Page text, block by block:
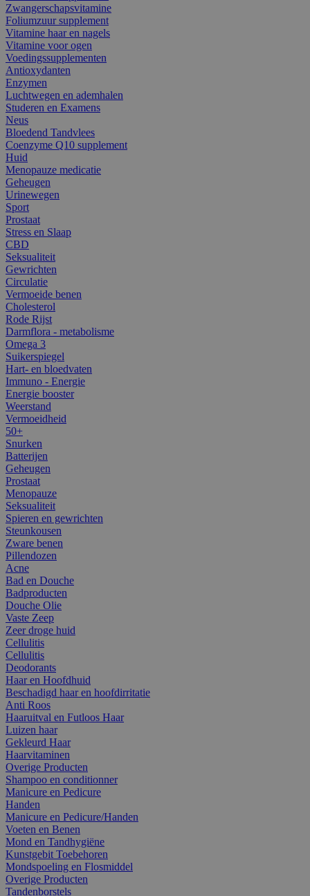
Zwangerschapsvitamine
Foliumzuur supplement
Vitamine haar en nagels
Vitamine voor ogen
Voedingssupplementen
Antioxydanten
Enzymen
Luchtwegen en ademhalen
Studeren en Examens
Neus
Bloedend Tandvlees
Coenzyme Q10 supplement
Huid
Menopauze medicatie
Geheugen
Urinewegen
Sport
Prostaat
Stress en Slaap
CBD
Seksualiteit
Gewrichten
Circulatie
Vermoeide benen
Cholesterol
Rode Rijst
Darmflora - metabolisme
Omega 3
Suikerspiegel
Hart- en bloedvaten
Immuno - Energie
Energie booster
Weerstand
Vermoeidheid
50+
Snurken
Batterijen
Geheugen
Prostaat
Menopauze
Seksualiteit
Spieren en gewrichten
Steunkousen
Zware benen
Pillendozen
Acne
Bad en Douche
Badproducten
Douche Olie
Vaste Zeep
Zeer droge huid
Cellulitis
Cellulitis
Deodorants
Haar en Hoofdhuid
Beschadigd haar en hoofdirritatie
Anti Roos
Haaruitval en Futloos Haar
Luizen haar
Gekleurd Haar
Haarvitaminen
Overige Producten
Shampoo en conditionner
Manicure en Pedicure
Handen
Manicure en Pedicure/Handen
Voeten en Benen
Mond en Tandhygiëne
Kunstgebit Toebehoren
Mondspoeling en Flosmiddel
Overige Producten
Tandenborstels